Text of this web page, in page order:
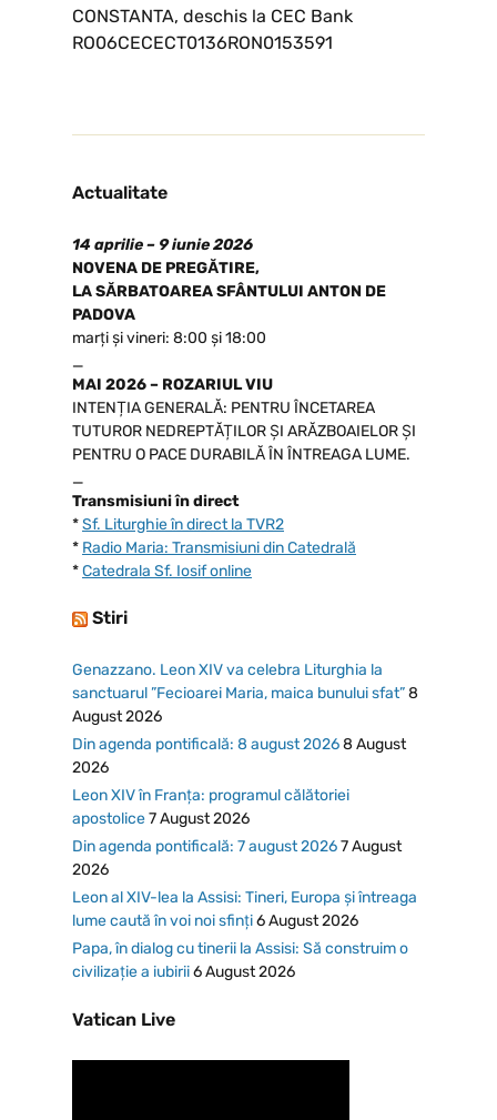
CONSTANTA, deschis la CEC Bank
RO06CECECT0136RON0153591
Actualitate
14 aprilie – 9 iunie 2026
NOVENA DE PREGĂTIRE,
LA SĂRBATOAREA SFÂNTULUI ANTON DE
PADOVA
marți și vineri: 8:00 și 18:00
_
MAI 2026 – ROZARIUL VIU
INTENȚIA GENERALĂ: PENTRU ÎNCETAREA
TUTUROR NEDREPTĂȚILOR ȘI ARĂZBOAIELOR ȘI
PENTRU O PACE DURABILĂ ÎN ÎNTREAGA LUME.
_
Transmisiuni în direct
*Sf. Liturghie în direct la TVR2
* Radio Maria: Transmisiuni din Catedrală
*Catedrala Sf. Iosif online
Stiri
Genazzano. Leon XIV va celebra Liturghia la
sanctuarul ”Fecioarei Maria, maica bunului sfat”8
August 2026
Din agenda pontificală: 8 august 20268 August
2026
Leon XIV în Franța: programul călătoriei
apostolice7 August 2026
Din agenda pontificală: 7 august 20267 August
2026
Leon al XIV-lea la Assisi: Tineri, Europa și întreaga
lume caută în voi noi sfinți6 August 2026
Papa, în dialog cu tinerii la Assisi: Să construim o
civilizație a iubirii6 August 2026
Vatican Live